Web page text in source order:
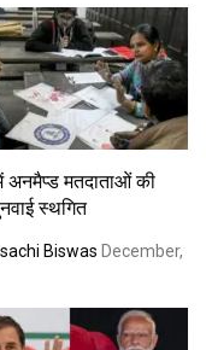
अनमैप्ड मतदाताओं की
स्थगित
Biswas December,